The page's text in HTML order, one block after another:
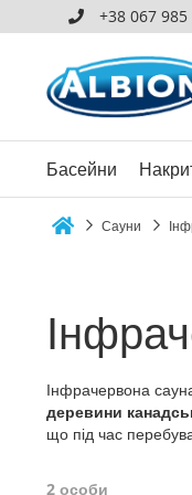
+38 067 985
Басейни
Сауни
Інфрачервона
деревини
що під час
2 особи